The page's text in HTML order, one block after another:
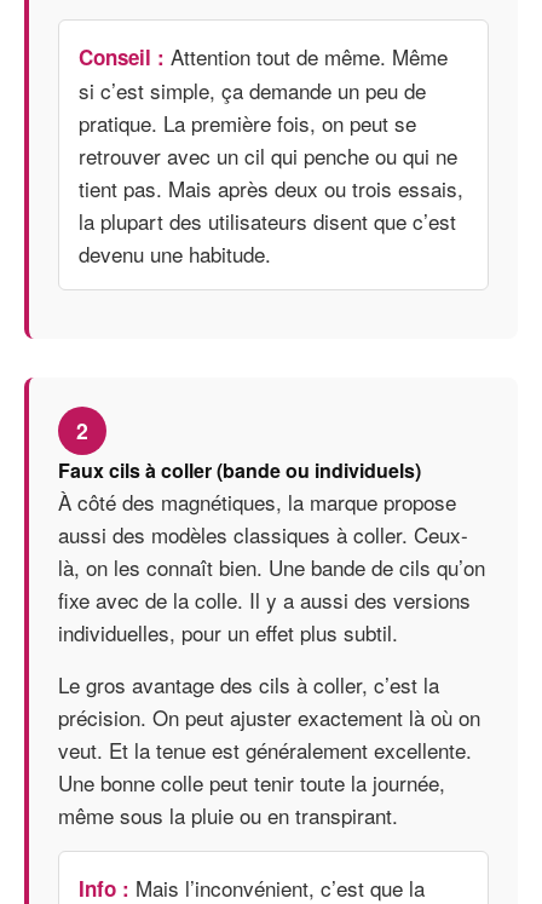
Conseil : Attention tout de même. Même
si c’est simple, ça demande un peu de
pratique. La première fois, on peut se
retrouver avec un cil qui penche ou qui ne
tient pas. Mais après deux ou trois essais,
la plupart des utilisateurs disent que c’est
devenu une habitude.
2
Faux cils à coller (bande ou individuels)
À côté des magnétiques, la marque propose
aussi des modèles classiques à coller. Ceux-
là, on les connaît bien. Une bande de cils qu’on
fixe avec de la colle. Il y a aussi des versions
individuelles, pour un effet plus subtil.
Le gros avantage des cils à coller, c’est la
précision. On peut ajuster exactement là où on
veut. Et la tenue est généralement excellente.
Une bonne colle peut tenir toute la journée,
même sous la pluie ou en transpirant.
Info : Mais l’inconvénient, c’est que la